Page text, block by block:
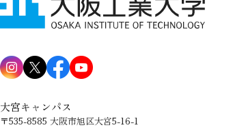
大宮キャンパス
〒535-8585 大阪市旭区大宮5-16-1